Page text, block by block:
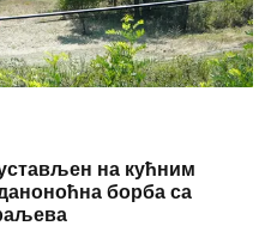
на кућним
борба са